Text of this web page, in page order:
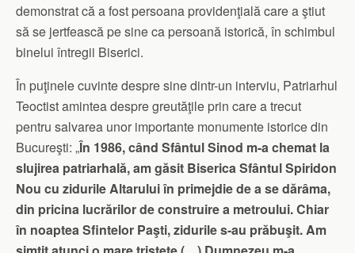
demonstrat că a fost persoana providenţială care a ştiut
să se jertfească pe sine ca persoană istorică, în schimbul
binelui întregii Biserici.
În puţinele cuvinte despre sine dintr-un interviu, Patriarhul
Teoctist amintea despre greutăţile prin care a trecut
pentru salvarea unor importante monumente istorice din
Bucureşti: „În 1986, când Sfântul Sinod m-a chemat la
slujirea patriarhală, am găsit Biserica Sfântul Spiridon
Nou cu zidurile Altarului în primej­die de a se dărâma,
din pricina lucrărilor de construire a metroului. Chiar
în noaptea Sfintelor Paşti, zidurile s-au prăbuşit. Am